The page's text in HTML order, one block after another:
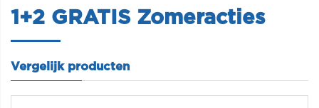
1+2 GRATIS Zomeracties
Vergelijk producten